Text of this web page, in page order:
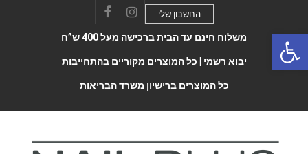
FacebookInstagram
החשבון שלי
משלוח חינם עד הבית ברכישה מעל 400 ש”ח
יבוא רשמי | כל המוצרים מקוריים בהתחייבות
כל המוצרים ברישיון משרד הבריאות